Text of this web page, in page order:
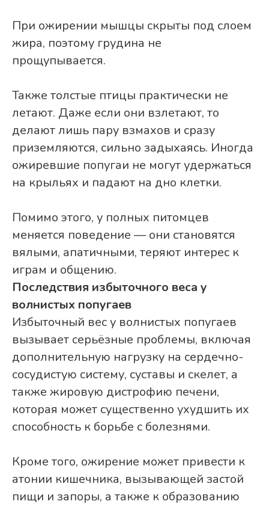
При ожирении мышцы скрыты под слоем
жира, поэтому грудина не
прощупывается.
Также толстые птицы практически не
летают. Даже если они взлетают, то
делают лишь пару взмахов и сразу
приземляются, сильно задыхаясь. Иногда
ожиревшие попугаи не могут удержаться
на крыльях и падают на дно клетки.
Помимо этого, у полных питомцев
меняется поведение — они становятся
вялыми, апатичными, теряют интерес к
играм и общению.
Последствия избыточного веса у
волнистых попугаев
Избыточный вес у волнистых попугаев
вызывает серьёзные проблемы, включая
дополнительную нагрузку на сердечно-
сосудистую систему, суставы и скелет, а
также жировую дистрофию печени,
которая может существенно ухудшить их
способность к борьбе с болезнями.
Кроме того, ожирение может привести к
атонии кишечника, вызывающей застой
пищи и запоры, а также к образованию